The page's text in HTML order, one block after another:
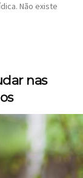
Não existe
nas